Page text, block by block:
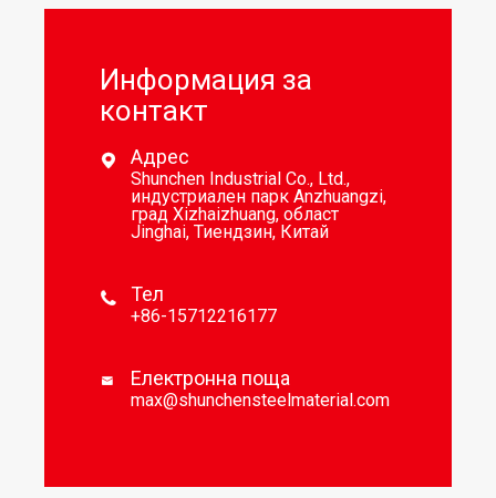
Информация за
контакт
 Адрес
Shunchen Industrial Co., Ltd.,
индустриален парк Anzhuangzi,
град Xizhaizhuang, област
Jinghai, Тиендзин, Китай
 Тел
+86-15712216177
 Електронна поща
max@shunchensteelmaterial.com